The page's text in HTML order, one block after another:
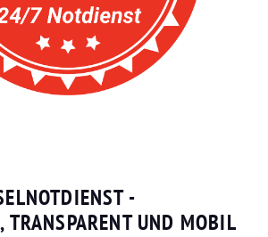
-
TRANSPARENT UND MOBIL